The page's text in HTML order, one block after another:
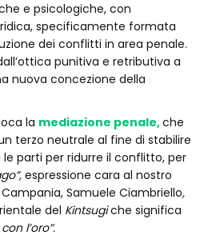
e psicologiche, con
specificamente formata
dei conflitti in area penale.
punitiva e retributiva a
nuova concezione della
la mediazione penale,che
terzo neutrale al fine di stabilire
parti per ridurre il conflitto, per
espressione cara al nostro
Samuele Ciambriello,
del Kintsugiche significa
l’oro”.